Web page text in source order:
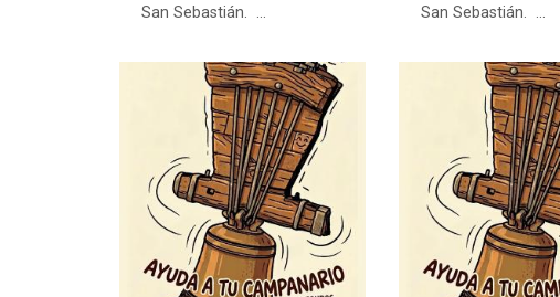
San Sebastián. ...
San Sebastián. ...